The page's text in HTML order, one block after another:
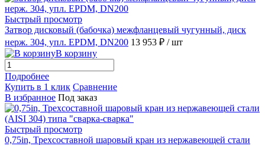
Быстрый просмотр
Затвор дисковый (бабочка) межфланцевый чугунный, диск
нерж. 304, упл. EPDM, DN200 13 953 ₽ / шт
В корзину
Подробнее
Купить в 1 клик Сравнение
В избранное Под заказ
Быстрый просмотр
0,75in, Трехсоставной шаровый кран из нержавеющей стали